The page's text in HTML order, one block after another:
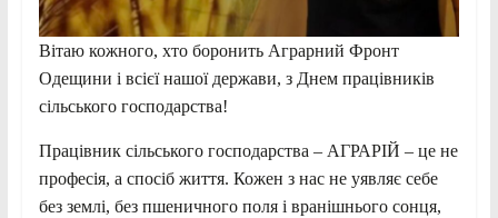
Вітаю кожного, хто боронить Аграрний Фронт
Одещини і всієї нашої держави, з Днем працівників
сільського господарства!
Працівник сільського господарства – АГРАРІЙ – це не
професія, а спосіб життя. Кожен з нас не уявляє себе
без землі, без пшеничного поля і вранішнього сонця,